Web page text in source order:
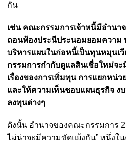
กัน
เช่น คณะกรรมการเจ้าหนี้มีอำนา
ถอนฟ้องประนีประนอมยอมความ
บริหารแผนในก่อหนี้เป็นทุนหมุนเวี
กรรมการกำกับดูแลสินเชื่อใหม่จ
เรื่องของการเพิ่มทุน การแยกหน่
และให้ความเห็นชอบแผนธุรกิจ ง
ลงทุนต่างๆ
ดังนั้น อำนาจของคณะกรรมการ
ไม่น่าจะมีความขัดแย้งกัน” หนึ่ง